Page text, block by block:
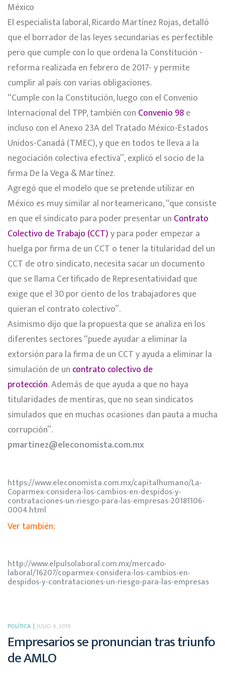
México
El especialista laboral, Ricardo Martínez Rojas, detalló
que el borrador de las leyes secundarias es perfectible
pero que cumple con lo que ordena la Constitución -
reforma realizada en febrero de 2017- y permite
cumplir al país con varias obligaciones.
“Cumple con la Constitución, luego con el Convenio
Internacional del TPP, también con Convenio 98e
incluso con el Anexo 23A del Tratado México-Estados
Unidos-Canadá (TMEC), y que en todos te lleva a la
negociación colectiva efectiva”, explicó el socio de la
firma De la Vega & Martínez.
Agregó que el modelo que se pretende utilizar en
México es muy similar al norteamericano, “que consiste
en que el sindicato para poder presentar un Contrato
Colectivo de Trabajo (CCT)y para poder empezar a
huelga por firma de un CCT o tener la titularidad del un
CCT de otro sindicato, necesita sacar un documento
que se llama Certificado de Representatividad que
exige que el 30 por ciento de los trabajadores que
quieran el contrato colectivo”.
Asimismo dijo que la propuesta que se analiza en los
diferentes sectores “puede ayudar a eliminar la
extorsión para la firma de un CCT y ayuda a eliminar la
simulación de un contrato colectivo de
protección. Además de que ayuda a que no haya
titularidades de mentiras, que no sean sindicatos
simulados que en muchas ocasiones dan pauta a mucha
corrupción”.
pmartinez@eleconomista.com.mx
https://www.eleconomista.com.mx/capitalhumano/La-
Coparmex-considera-los-cambios-en-despidos-y-
contrataciones-un-riesgo-para-las-empresas-20181106-
0004.html
Ver también:
http://www.elpulsolaboral.com.mx/mercado-
laboral/16207/coparmex-considera-los-cambios-en-
despidos-y-contrataciones-un-riesgo-para-las-empresas
POLÍTICA JULIO 4, 2018
Empresarios se pronuncian tras triunfo
de AMLO